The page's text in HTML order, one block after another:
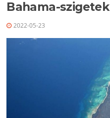
Bahama-szigetek
2022-05-23